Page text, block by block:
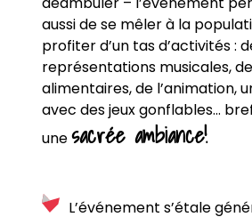
aussi de se mêler à la
profiter d’un tas d’activités :
représentations musicales,
alimentaires, de l’animation,
avec des jeux gonflables…
unesacrée ambiance!
L’événement s’étale